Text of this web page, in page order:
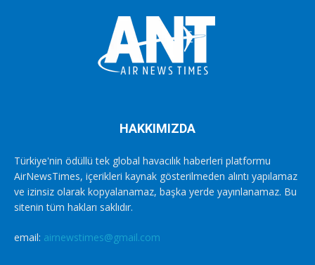
HAKKIMIZDA
Türkiye'nin ödüllü tek global havacılık haberleri platformu
AirNewsTimes, içerikleri kaynak gösterilmeden alıntı yapılamaz
ve izinsiz olarak kopyalanamaz, başka yerde yayınlanamaz. Bu
sitenin tüm hakları saklıdır.
email: airnewstimes@gmail.com